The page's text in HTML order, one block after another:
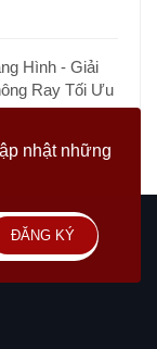
Hình - Giải
Ray Tối Ưu
nhật những
ĐĂNG KÝ